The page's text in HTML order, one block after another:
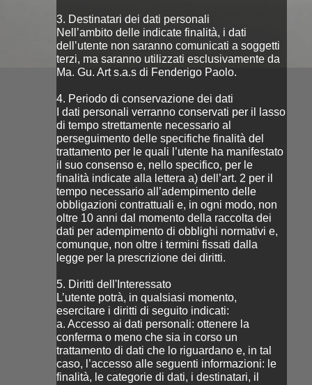
3. Destinatari dei dati personali
Nell’ambito delle indicate finalità, i dati
dell’utente non saranno comunicati a soggetti
terzi, ma saranno utilizzati esclusivamente da
Ma. Gu. Art s.a.s di Fenderigo Paolo.
4. Periodo di conservazione dei dati
I dati personali verranno conservati per il lasso
di tempo strettamente necessario al
perseguimento delle specifiche finalità del
trattamento per le quali l’utente ha manifestato
il suo consenso e, nello specifico, per le
finalità indicate alla lettera a) dell’art. 2 per il
tempo necessario all’adempimento delle
obbligazioni contrattuali e, in ogni modo, non
oltre 10 anni dal momento della raccolta dei
dati per adempimento di obblighi normativi e,
comunque, non oltre i termini fissati dalla
legge per la prescrizione dei diritti.
5. Diritti dell'Interessato
L’utente potrà, in qualsiasi momento,
esercitare i diritti di seguito indicati:
a. Accesso ai dati personali: ottenere la
conferma o meno che sia in corso un
trattamento di dati che lo riguardano e, in tal
caso, l’accesso alle seguenti informazioni: le
finalità, le categorie di dati, i destinatari, il